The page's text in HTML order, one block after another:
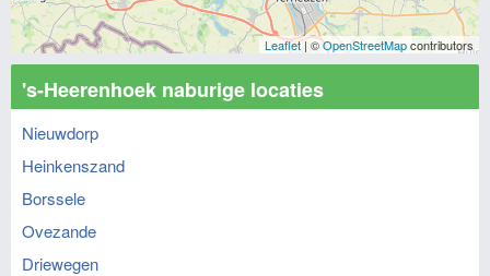
Leaflet| ©OpenStreetMapcontributors
's-Heerenhoek naburige locaties
Nieuwdorp
Heinkenszand
Borssele
Ovezande
Driewegen